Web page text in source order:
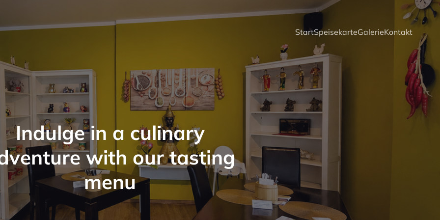
StartSpeisekarteGalerieKontakt
Indulge in a culinary
with our tasting
menu